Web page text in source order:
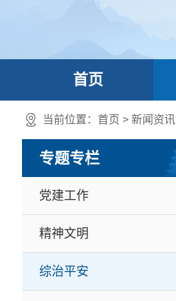
首页
当前位置： 首页 > 新闻资讯
专题专栏
党建工作
精神文明
综治平安